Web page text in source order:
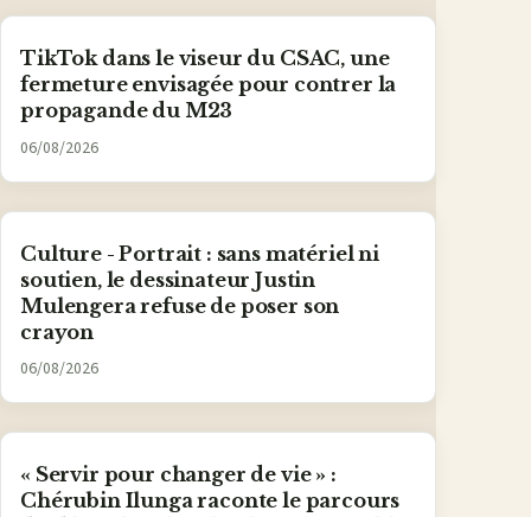
TikTok dans le viseur du CSAC, une
fermeture envisagée pour contrer la
propagande du M23
06/08/2026
Culture - Portrait : sans matériel ni
soutien, le dessinateur Justin
Mulengera refuse de poser son
crayon
06/08/2026
« Servir pour changer de vie » :
Chérubin Ilunga raconte le parcours